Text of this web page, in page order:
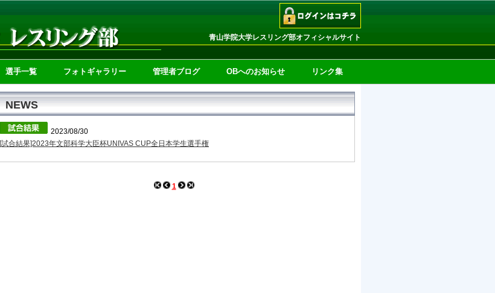
青山学院大学レスリング部オフィシャルサイト
選手一覧 フォトギャラリー 管理者ブログ OBへのお知らせ リンク集
NEWS
2023/08/30
[試合結果]2023年文部科学大臣杯UNIVAS CUP全日本学生選手権
1